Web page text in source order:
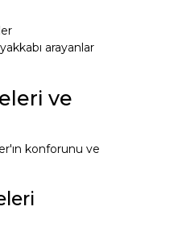
arayanlar
ve
konforunu ve